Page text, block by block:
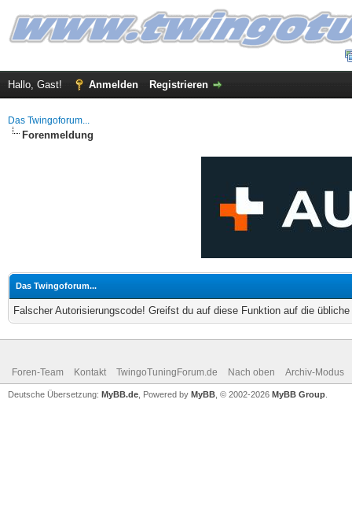
Hallo, Gast! Anmelden Registrieren
Das Twingoforum...
Forenmeldung
Das Twingoforum...
Falscher Autorisierungscode! Greifst du auf diese Funktion auf die
Foren-Team Kontakt TwingoTuningForum.de Nach oben Archiv-Modus
Deutsche Übersetzung: MyBB.de , Powered by MyBB , © 2002-2026 MyBB Group